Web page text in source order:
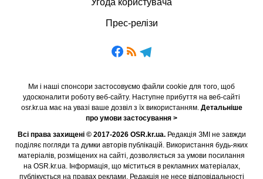
Угода користувача
Прес-релізи
Ми і наші спонсори застосовуємо файли cookie для того, щоб
удосконалити роботу веб-сайту. Наступне прибуття на веб-сайті
osr.kr.ua має на увазі ваше дозвіл з їх використанням. Детальніше
про умови застосування >
Всі права захищені © 2017-2026 OSR.kr.ua.Редакція ЗМІ не завжди
поділяє погляди та думки авторів публікацій. Використання будь-яких
матеріалів, розміщених на сайті, дозволяється за умови посилання
на OSR.kr.ua. Інформація, що міститься в рекламних матеріалах,
публікується на правах реклами. Редакція не несе відповідальності